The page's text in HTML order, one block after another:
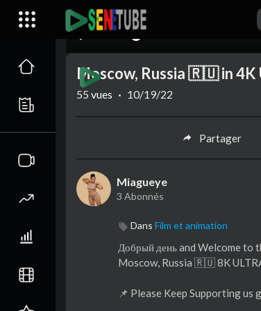
Moscow, Russia 🇷🇺 in 4K
55 vues · 10/19/22
Partager
Miagueye
3 Abonnés
Dans Film et animation
Добрый день and Welcome
Moscow, Russia 🇷🇺 8K
📌 Please Keep Supporting us
📌 Make sure to Subscribe ▶️